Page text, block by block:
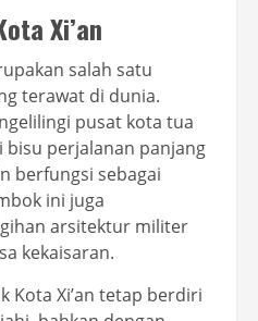
Xi’an
salah satu
terawat di dunia.
pusat kota tua
bisu perjalanan panjang
berfungsi sebagai
ini juga
arsitektur militer
kekaisaran.
Kota Xi’an tetap berdiri